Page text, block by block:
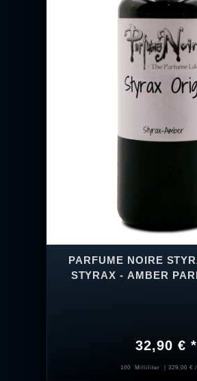
PARFUME NOIRE
STYRAX - AMBER
32,90 € *
100 Milliliter | 329,00 €